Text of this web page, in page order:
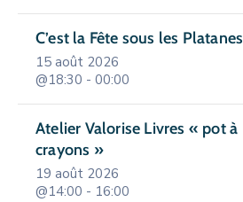
C’est la Fête sous les Platanes
15 août 2026
@18:30 - 00:00
Atelier Valorise Livres « pot à
crayons »
19 août 2026
@14:00 - 16:00